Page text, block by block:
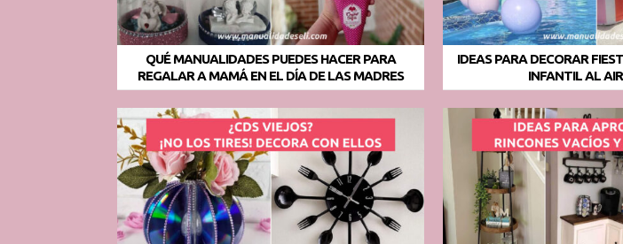
QUÉ MANUALIDADES PUEDES HACER PARA
REGALAR A MAMÁ EN EL DÍA DE LAS MADRES
IDEAS PARA DECORAR
INFANTIL AL